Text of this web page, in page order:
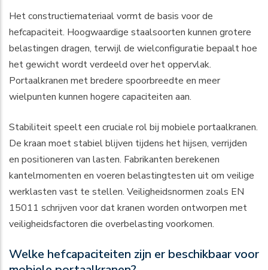
Het constructiemateriaal vormt de basis voor de
hefcapaciteit. Hoogwaardige staalsoorten kunnen grotere
belastingen dragen, terwijl de wielconfiguratie bepaalt hoe
het gewicht wordt verdeeld over het oppervlak.
Portaalkranen met bredere spoorbreedte en meer
wielpunten kunnen hogere capaciteiten aan.
Stabiliteit speelt een cruciale rol bij mobiele portaalkranen.
De kraan moet stabiel blijven tijdens het hijsen, verrijden
en positioneren van lasten. Fabrikanten berekenen
kantelmomenten en voeren belastingtesten uit om veilige
werklasten vast te stellen. Veiligheidsnormen zoals EN
15011 schrijven voor dat kranen worden ontworpen met
veiligheidsfactoren die overbelasting voorkomen.
Welke hefcapaciteiten zijn er beschikbaar voor